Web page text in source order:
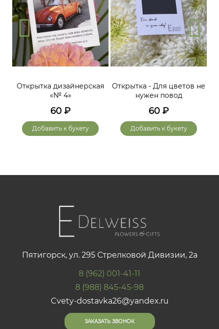
Открытка дизайнерская
«№ 4»
60 ₽
Добавить к букету
Открытка - Для цветов не
нужен повод
60 ₽
Добавить к букету
Пятигорск, ул. 295 Стрелковой Дивизии, 2а
8 (962) 001-41-11
8 (988) 845-45-98
Cvety-dostavka26@yandex.ru
ЗАКАЗАТЬ ЗВОНОК